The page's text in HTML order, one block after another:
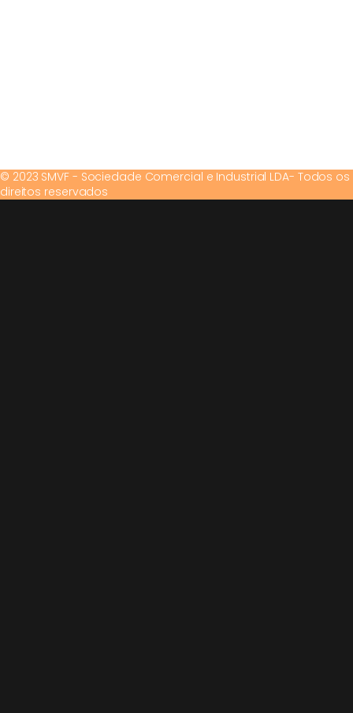
© 2023 SMVF - Sociedade Comercial e Industrial LDA- Todos os
direitos reservados